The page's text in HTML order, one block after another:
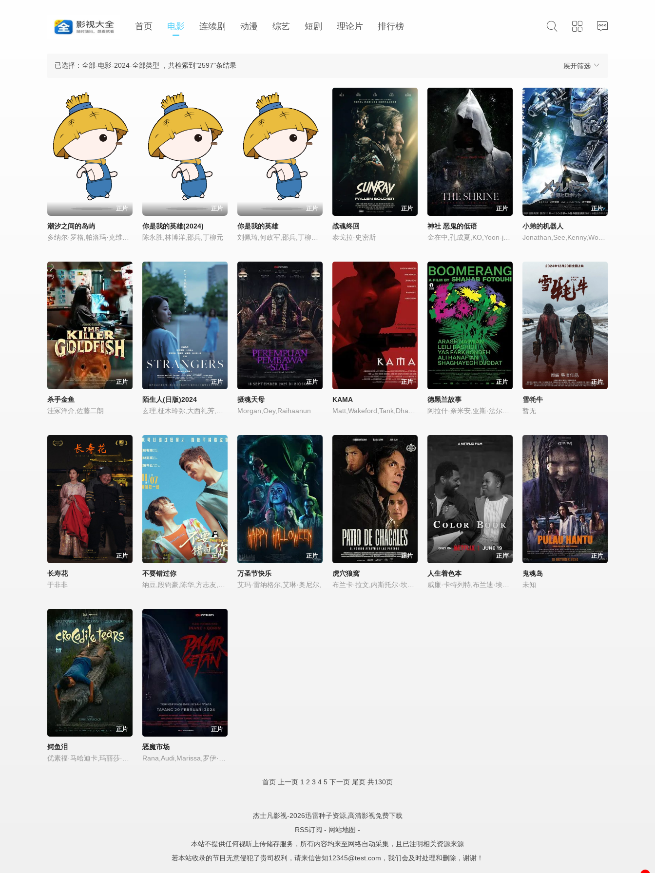
首页 电影 连续剧 动漫 综艺 短剧 理论片 排行榜
展开筛选
已选择：全部-电影-2024-全部类型 ，共检索到"2597"条结果
正片
潮汐之间的岛屿
正片
你是我的英雄(2024)
陈永胜,林博洋,邵兵,丁柳元
正片
你是我的英雄
正片
战魂终回
泰戈拉·史密斯
正片
神社 恶鬼的低语
正片
小弟的机器人
正片
杀手金鱼
洼冢洋介,佐藤二朗
正片
陌生人(日版)2024
正片
摄魂天母
Morgan,Oey,Raihaanun
正片
KAMA
正片
德黑兰故事
正片
雪牦牛
暂无
正片
长寿花
于非非
正片
不要错过你
正片
万圣节快乐
艾玛·雷纳格尔,艾琳·奥尼尔,
正片
虎穴狼窝
正片
人生着色本
正片
鬼魂岛
未知
正片
鳄鱼泪
正片
恶魔市场
首页 上一页 1 2 3 4 5 下一页 尾页 共130页
杰士凡影视-2026迅雷种子资源,高清影视免费下载
RSS订阅 - 网站地图 -
本站不提供任何视听上传储存服务，所有内容均来至网络自动采集，且已注明相关资源来源
若本站收录的节目无意侵犯了贵司权利，请来信告知12345@test.com，我们会及时处理和删除，谢谢！